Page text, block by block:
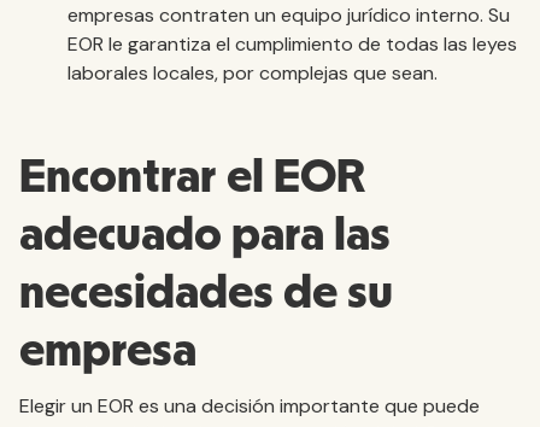
empresas contraten un equipo jurídico interno. Su
EOR le garantiza el cumplimiento de todas las leyes
laborales locales, por complejas que sean.
Encontrar el EOR
adecuado para las
necesidades de su
empresa
Elegir un EOR es una decisión importante que puede